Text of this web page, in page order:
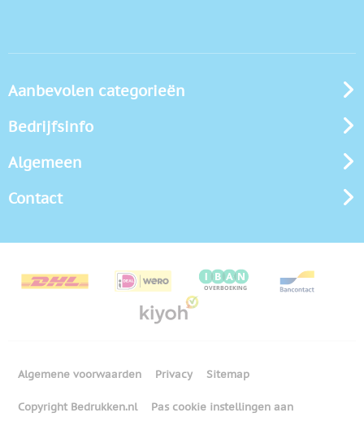
Aanbevolen categorieën
Bedrijfsinfo
Algemeen
Contact
Algemene voorwaarden Privacy Sitemap
Copyright Bedrukken.nl Pas cookie instellingen aan